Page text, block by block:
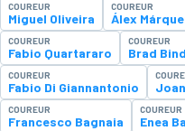
COUREUR
Miguel Oliveira
COUREUR
Álex
COUREUR
Fabio Quartararo
COUREUR
Brad
COUREUR
Fabio Di Giannantonio
COUREUR
Francesco Bagnaia
COUREUR
Enea